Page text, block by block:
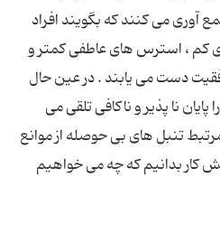
آوری می كنند كه بگویند افراد
كم ، استرس های عاطفی كمتر و
دست می یابند . در عین حال
نا پذیر و ناكافی تلقی می
تنبل های بی حوصله از موانع
کار بدانیم که چه می خواهیم